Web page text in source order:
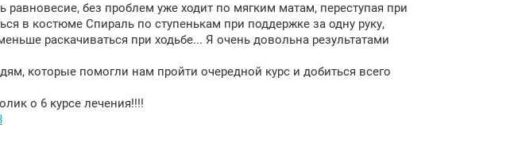
равновесие, без проблем уже ходит по мягким матам, переступая при
в костюме Спираль по ступенькам при поддержке за одну руку,
раскачиваться при ходьбе... Я очень довольна результатами
которые помогли нам пройти очередной курс и добиться всего
о 6 курсе лечения!!!!